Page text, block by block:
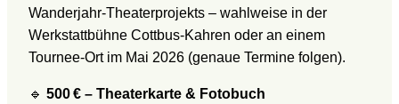
Wanderjahr-Theaterprojekts – wahlweise in der
Werkstattbühne Cottbus-Kahren oder an einem
Tournee-Ort im Mai 2026 (genaue Termine folgen).
🔹 500 € – Theaterkarte & Fotobuch